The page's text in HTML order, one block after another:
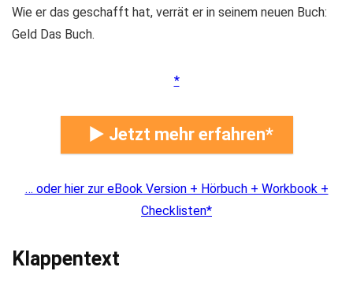
Wie er das geschafft hat, verrät er in seinem neuen Buch:
Geld Das Buch.
► Jetzt mehr erfahren
… oder hier zur eBook Version + Hörbuch + Workbook +
Checklisten
Klappentext